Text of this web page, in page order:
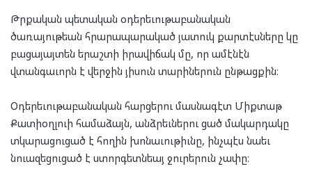
Թրքական պետական օդերեւութաբանական
ծառայութեան հրարապարակած յատուկ քարտէսները կը
բացայայտեն երաշտի իրավիճակ մը, որ ամէնէն
վտանգաւորն է վերջին յիսուն տարիներուն ընթացքին։
Օդերեւութաբանական հարցերու մասնագէտ Միքտաթ
Քատիօղլուի համաձայն, անձրեւներու ցած մակարդակը
տկարացուցած է հողին խոնաւութիւնը, ինչպէս նաեւ
նուազեցուցած է ստորգետնեայ ջուրերուն չափը։